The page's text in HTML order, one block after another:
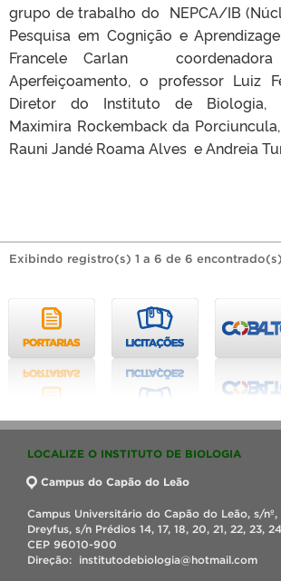
grupo de trabalho do NEPCA/IB
Pesquisa em Cognição e
Francele Carlan
Aperfeiçoamento, o professor Luiz
Diretor do Instituto de Biologia,
Maximira Rockemback da
Rauni Jandé Roama Alves e Andreia
Exibindo registro(s) 1 a 6 de 6
LOCALIZE O INSTITUTO DE BIOLOGIA
Campus do Capão do Leão
Campus Universitário do Capão do Leão, s/nº,
Dreyfus, s/n Prédios 14, 17, 18, 20, 21, 22, 23,
CEP 96010-900
Direção: institutodebiologia@hotmail.com